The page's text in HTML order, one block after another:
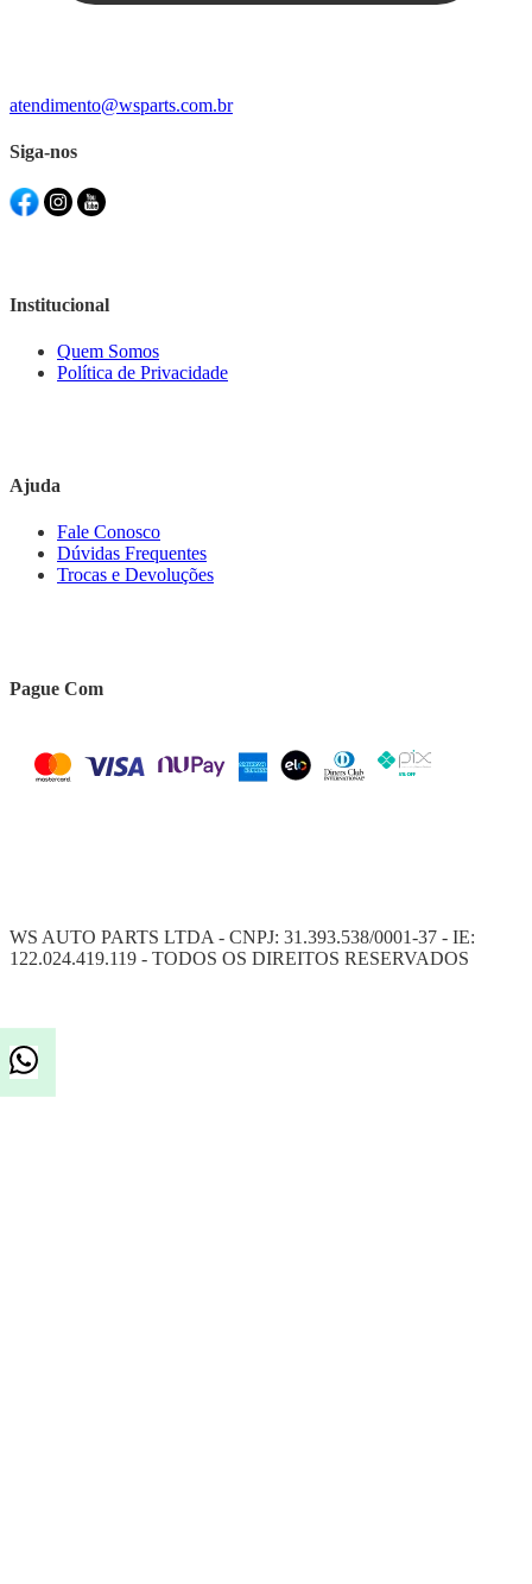
atendimento@wsparts.com.br
Siga-nos
Institucional
Quem Somos
Política de Privacidade
Ajuda
Fale Conosco
Dúvidas Frequentes
Trocas e Devoluções
Pague Com
WS AUTO PARTS LTDA - CNPJ: 31.393.538/0001-37 - IE:
122.024.419.119 - TODOS OS DIREITOS RESERVADOS